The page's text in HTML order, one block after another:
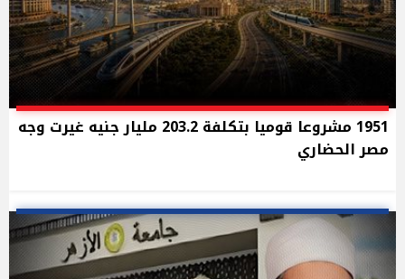
1951 مشروعا قوميا بتكلفة 203.2 مليار جنيه غيرت وجه
مصر الحضاري